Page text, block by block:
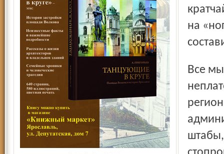
на
Все мы помним жесткие графики, веерные отключения